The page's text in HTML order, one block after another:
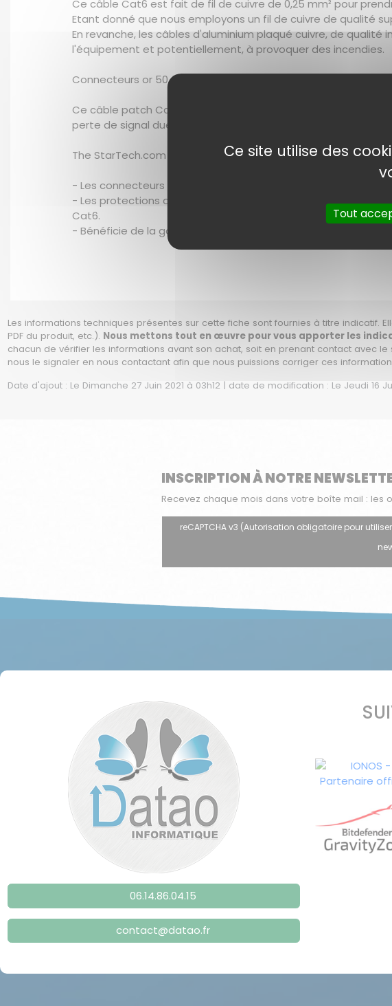
Ce câble Cat6 est fait de fil de cuivre de 0,25 mm² pour
Etant donné que nous employons un fil de cuivre de qualité
En revanche, les câbles d'aluminium plaqué cuivre, de
l'équipement et potentiellement, à provoquer des incendies.
Connecteurs or 50 microns
Ce câble patch Cat6 est équipé de connecteurs de qualité
perte de signal due à l'oxydation ou la corrosion.
The StarTech.com Advantage
- Les connecteurs en or à 50 microns optimisent la
- Les protections des clips du connecteur RJ45 évitent que
Cat6.
- Bénéficie de la garantie à vie StarTech.com
Les informations techniques présentes sur cette fiche sont fournies à titre
PDF du produit, etc.). Nous mettons tout en œuvre pour vous apporter les
chacun de vérifier les informations avant son achat, soit en prenant contact avec
nous le signaler en nous contactant afin que nous puissions corriger ces
Date d'ajout : Le Dimanche 27 Juin 2021 à 03h12 | date de modification : Le Jeudi 16
INSCRIPTION À NOTRE
Recevez chaque mois dans votre boîte mail : les
reCAPTCHA v3 (Autorisation obligatoire pour
06.14.86.04.15
contact@datao.fr
Ce site utilise des
Tout